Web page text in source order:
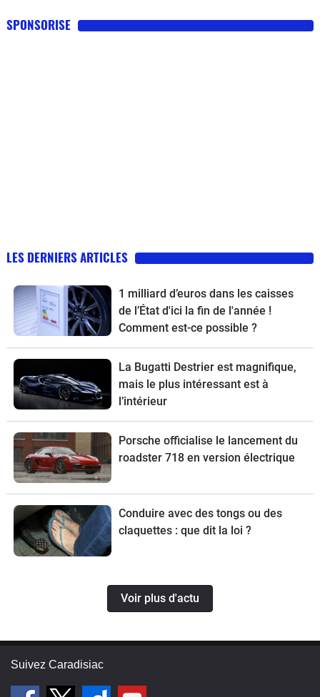
SPONSORISE
LES DERNIERS ARTICLES
1 milliard d’euros dans les caisses
de l’État d'ici la fin de l'année !
Comment est-ce possible ?
La Bugatti Destrier est magnifique,
mais le plus intéressant est à
l’intérieur
Porsche officialise le lancement du
roadster 718 en version électrique
Conduire avec des tongs ou des
claquettes : que dit la loi ?
Voir plus d'actu
Suivez Caradisiac